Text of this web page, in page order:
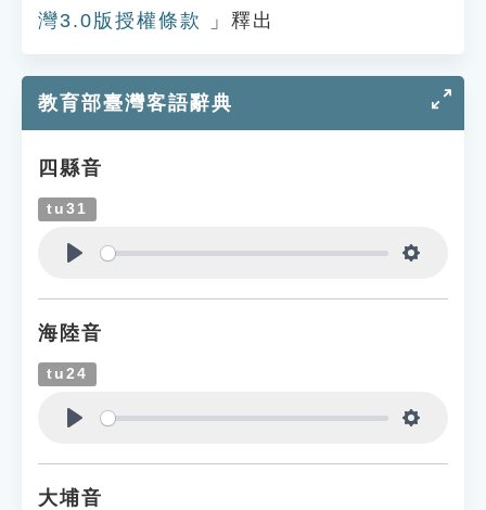
灣3.0版授權條款
」釋出
教育部臺灣客語辭典
四縣音
tu31
海陸音
tu24
大埔音